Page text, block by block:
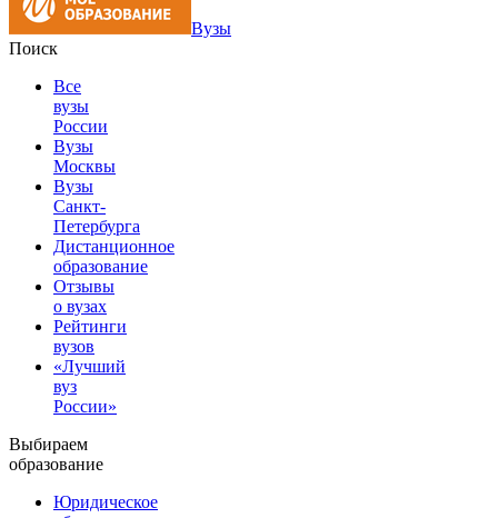
Вузы
Поиск
Все
вузы
России
Вузы
Москвы
Вузы
Санкт-
Петербурга
Дистанционное
образование
Отзывы
о вузах
Рейтинги
вузов
«Лучший
вуз
России»
Выбираем
образование
Юридическое